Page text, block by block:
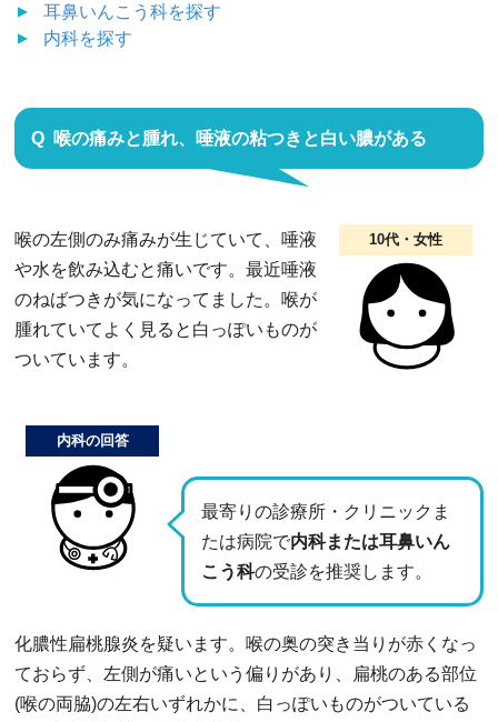
耳鼻いんこう科を探す
内科を探す
喉の痛みと腫れ、唾液の粘つきと白い膿がある
10代・女性
喉の左側のみ痛みが生じていて、唾液
や水を飲み込むと痛いです。最近唾液
のねばつきが気になってました。喉が
腫れていてよく見ると白っぽいものが
ついています。
最寄りの診療所・クリニックま
たは病院で内科または耳鼻いん
こう科の受診を推奨します。
内科の回答
化膿性扁桃腺炎を疑います。喉の奥の突き当りが赤くなっ
ておらず、左側が痛いという偏りがあり、扁桃のある部位
(喉の両脇)の左右いずれかに、白っぽいものがついている